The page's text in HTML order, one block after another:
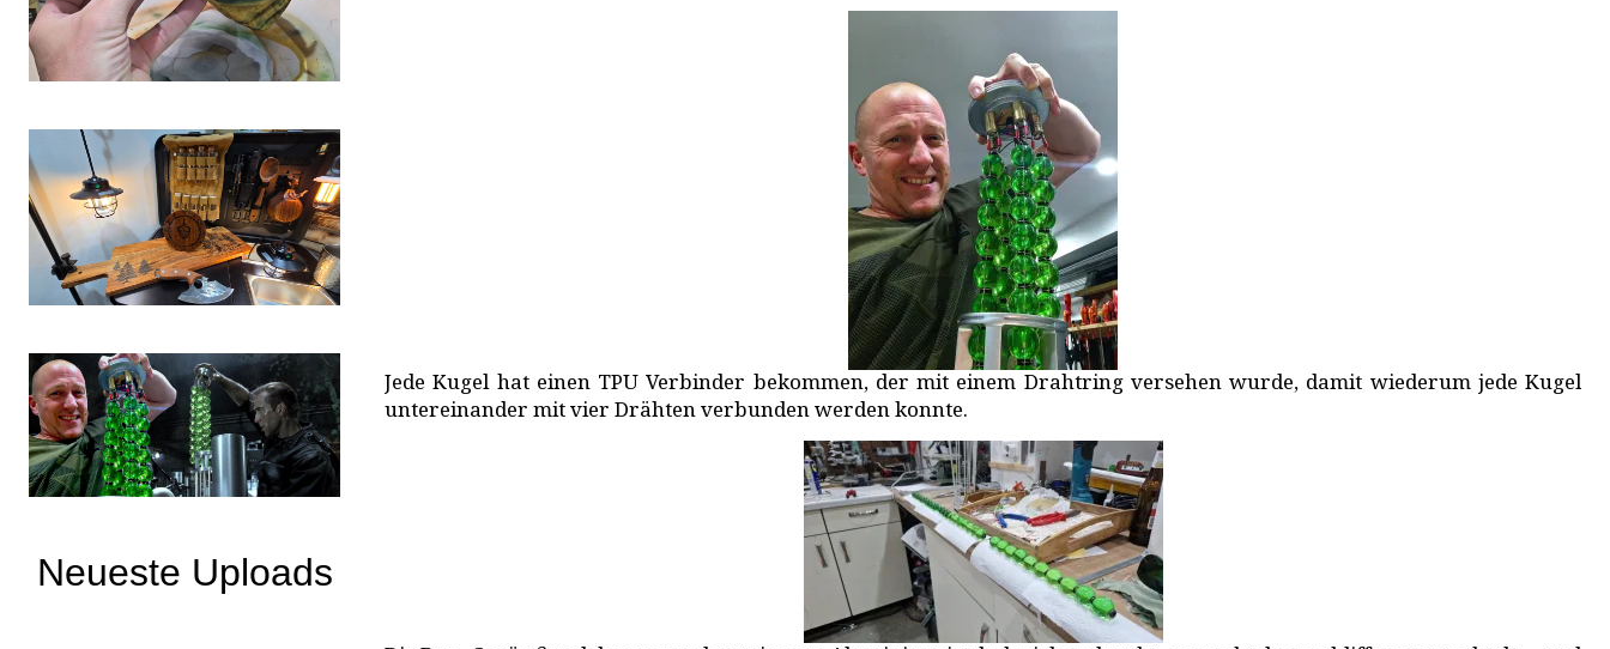
Neueste Uploads
Jede Kugel hat einen TPU Verbinder bekommen, der mit einem Drahtring versehen wurde, damit wiederum jede Kugel
untereinander mit vier Drähten verbunden werden konnte.